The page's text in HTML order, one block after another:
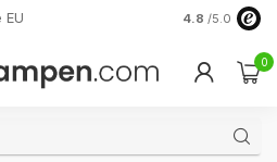
Alleen
4.8 /5.0
0